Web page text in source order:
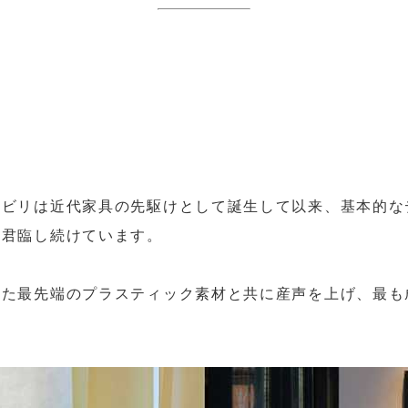
リは近代家具の先駆けとして誕生して以来、基本的
臨し続けています。
最先端のプラスティック素材と共に産声を上げ、最